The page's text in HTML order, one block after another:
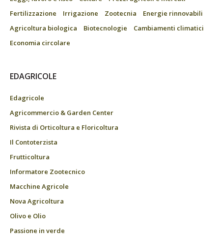
Fertilizzazione
Irrigazione Zootecnia
Energie rinnovabili
Agricoltura biologica
Biotecnologie
Cambiamenti climatici
Economia circolare
EDAGRICOLE
Edagricole
Agricommercio & Garden Center
Rivista di Orticoltura e Floricoltura
Il Contoterzista
Frutticoltura
Informatore Zootecnico
Macchine Agricole
Nova Agricoltura
Olivo e Olio
Passione in verde